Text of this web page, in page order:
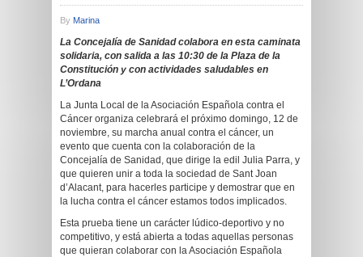
By Marina
La Concejalía de Sanidad colabora en esta caminata
solidaria, con salida a las 10:30 de la Plaza de la
Constitución y con actividades saludables en
L’Ordana
La Junta Local de la Asociación Española contra el
Cáncer organiza celebrará el próximo domingo, 12 de
noviembre, su marcha anual contra el cáncer, un
evento que cuenta con la colaboración de la
Concejalía de Sanidad, que dirige la edil Julia Parra, y
que quieren unir a toda la sociedad de Sant Joan
d’Alacant, para hacerles participe y demostrar que en
la lucha contra el cáncer estamos todos implicados.
Esta prueba tiene un carácter lúdico-deportivo y no
competitivo, y está abierta a todas aquellas personas
que quieran colaborar con la Asociación Española